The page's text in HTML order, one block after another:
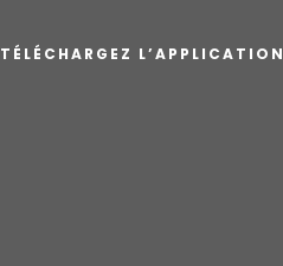
TÉLÉCHARGEZ L’APPLICATION